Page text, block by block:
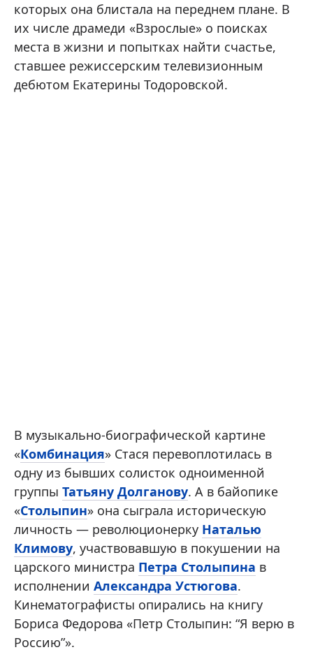
которых она блистала на переднем плане. В
их числе драмеди «Взрослые» о поисках
места в жизни и попытках найти счастье,
ставшее режиссерским телевизионным
дебютом Екатерины Тодоровской.
В музыкально-биографической картине
«Комбинация» Стася перевоплотилась в
одну из бывших солисток одноименной
группы Татьяну Долганову. А в байопике
«Столыпин» она сыграла историческую
личность — революционерку Наталью
Климову, участвовавшую в покушении на
царского министра Петра Столыпина в
исполнении Александра Устюгова.
Кинематографисты опирались на книгу
Бориса Федорова «Петр Столыпин: “Я верю в
Россию”».